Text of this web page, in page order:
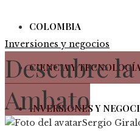
COLOMBIA
CIENCIA Y
INVERSIONES Y
Inversiones y negocios
Descubre
Ambato
Sergio